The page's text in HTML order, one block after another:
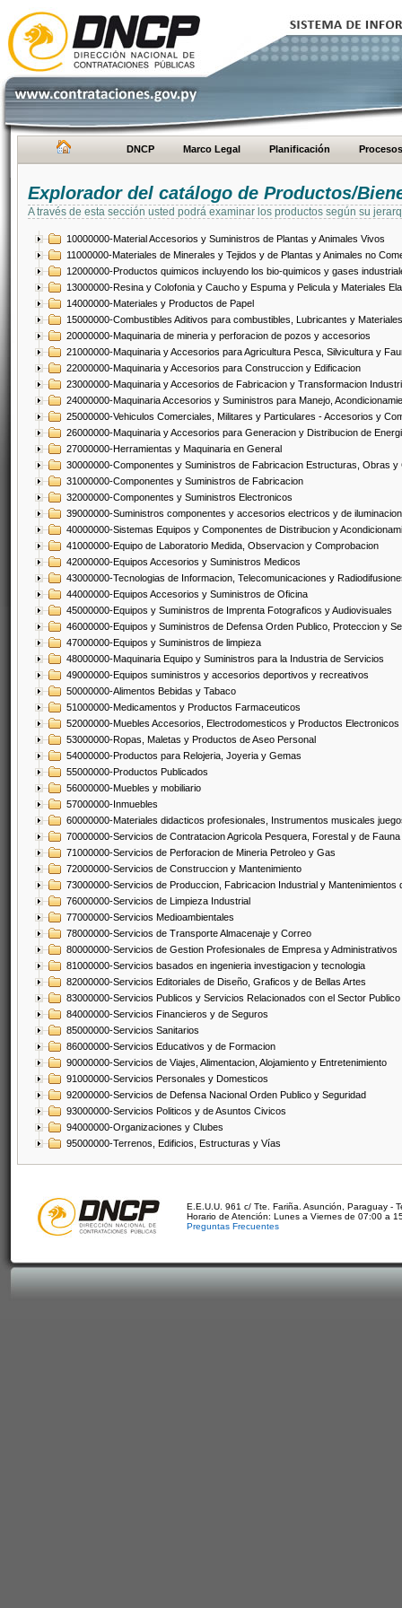
DNCP Marco Legal Planificación Procesos
Explorador del catálogo de Productos/
A través de esta sección usted podrá examinar los productos según su
10000000-Material Accesorios y Suministros de Plantas y Animales Vivos
11000000-Materiales de Minerales y Tejidos y de Plantas y Animales no
12000000-Productos quimicos incluyendo los bio-quimicos y gases
13000000-Resina y Colofonia y Caucho y Espuma y Pelicula y Materiales
14000000-Materiales y Productos de Papel
15000000-Combustibles Aditivos para combustibles, Lubricantes y
20000000-Maquinaria de mineria y perforacion de pozos y accesorios
21000000-Maquinaria y Accesorios para Agricultura Pesca, Silvicultura y
22000000-Maquinaria y Accesorios para Construccion y Edificacion
23000000-Maquinaria y Accesorios de Fabricacion y Transformacion
24000000-Maquinaria Accesorios y Suministros para Manejo,
25000000-Vehiculos Comerciales, Militares y Particulares - Accesorios y
26000000-Maquinaria y Accesorios para Generacion y Distribucion de
27000000-Herramientas y Maquinaria en General
30000000-Componentes y Suministros de Fabricacion Estructuras, Obras
31000000-Componentes y Suministros de Fabricacion
32000000-Componentes y Suministros Electronicos
39000000-Suministros componentes y accesorios electricos y de iluminacion
40000000-Sistemas Equipos y Componentes de Distribucion y
41000000-Equipo de Laboratorio Medida, Observacion y Comprobacion
42000000-Equipos Accesorios y Suministros Medicos
43000000-Tecnologias de Informacion, Telecomunicaciones y
44000000-Equipos Accesorios y Suministros de Oficina
45000000-Equipos y Suministros de Imprenta Fotograficos y Audiovisuales
46000000-Equipos y Suministros de Defensa Orden Publico, Proteccion y
47000000-Equipos y Suministros de limpieza
48000000-Maquinaria Equipo y Suministros para la Industria de Servicios
49000000-Equipos suministros y accesorios deportivos y recreativos
50000000-Alimentos Bebidas y Tabaco
51000000-Medicamentos y Productos Farmaceuticos
52000000-Muebles Accesorios, Electrodomesticos y Productos Electronicos
53000000-Ropas, Maletas y Productos de Aseo Personal
54000000-Productos para Relojeria, Joyeria y Gemas
55000000-Productos Publicados
56000000-Muebles y mobiliario
57000000-Inmuebles
60000000-Materiales didacticos profesionales, Instrumentos musicales
70000000-Servicios de Contratacion Agricola Pesquera, Forestal y de Fauna
71000000-Servicios de Perforacion de Mineria Petroleo y Gas
72000000-Servicios de Construccion y Mantenimiento
73000000-Servicios de Produccion, Fabricacion Industrial y Mantenimientos
76000000-Servicios de Limpieza Industrial
77000000-Servicios Medioambientales
78000000-Servicios de Transporte Almacenaje y Correo
80000000-Servicios de Gestion Profesionales de Empresa y Administrativos
81000000-Servicios basados en ingenieria investigacion y tecnologia
82000000-Servicios Editoriales de Diseño, Graficos y de Bellas Artes
83000000-Servicios Publicos y Servicios Relacionados con el Sector Publico
84000000-Servicios Financieros y de Seguros
85000000-Servicios Sanitarios
86000000-Servicios Educativos y de Formacion
90000000-Servicios de Viajes, Alimentacion, Alojamiento y Entretenimiento
91000000-Servicios Personales y Domesticos
92000000-Servicios de Defensa Nacional Orden Publico y Seguridad
93000000-Servicios Politicos y de Asuntos Civicos
94000000-Organizaciones y Clubes
95000000-Terrenos, Edificios, Estructuras y Vías
E.E.U.U. 961 c/ Tte. Fariña. Asunción, Paraguay -
Horario de Atención: Lunes a Viernes de 07:00 a
Preguntas Frecuentes